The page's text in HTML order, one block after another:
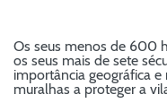
Os seus menos de 600
os seus mais de sete
importância geográfica
muralhas a proteger a